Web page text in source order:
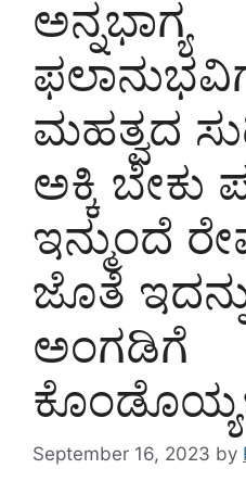
ಅನ್ನಭಾಗ್ಯ
ಮಹತ್ವದ
ಅಕ್ಕಿ
ಇನ್ಮುಂದೆ
ಜೊತೆ
ಅಂಗಡಿಗೆ
September 16, 2023 by